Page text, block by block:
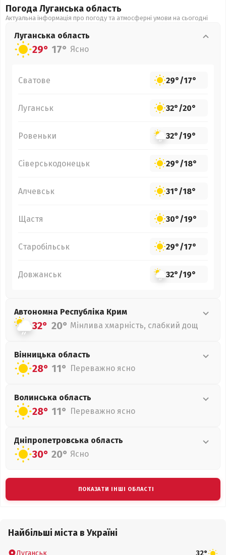
Погода Луганська область
Актуальна інформація про погоду та атмосферні умови на сьогодні
Луганська область
29° 17° Ясно
Сватове 29°/17°
Луганськ 32°/20°
Ровеньки 32°/19°
Сіверськодонецьк 29°/18°
Алчевськ 31°/18°
Щастя 30°/19°
Старобільськ 29°/17°
Довжанськ 32°/19°
Автономна Республіка Крим
32° 20° Мінлива хмарність, слабкий дощ
Вінницька область
28° 11° Переважно ясно
Волинська область
28° 11° Переважно ясно
Дніпропетровська область
30° 20° Ясно
ПОКАЗАТИ ІНШІ ОБЛАСТІ
Найбільші міста в Україні
Луганськ 32°